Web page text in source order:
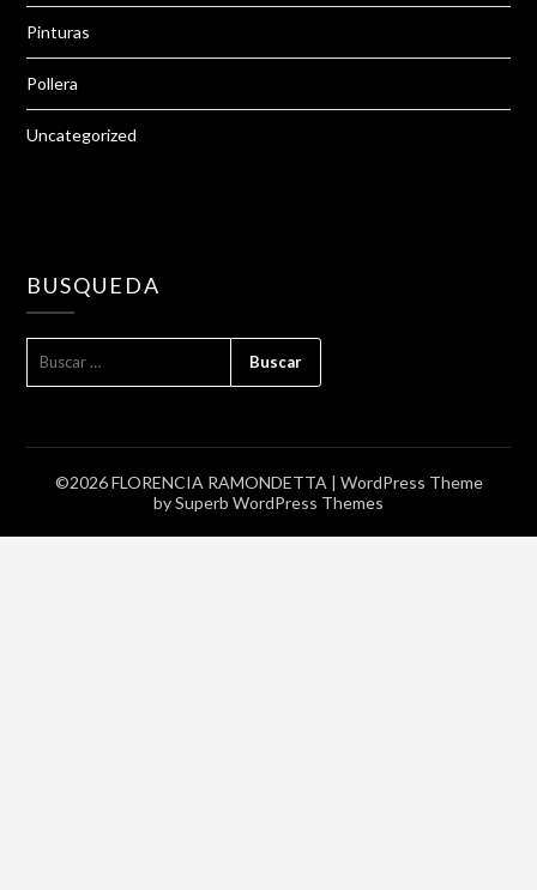
Pinturas
Pollera
Uncategorized
BUSQUEDA
©2026 FLORENCIA RAMONDETTA
| WordPress Theme
bySuperb WordPress Themes